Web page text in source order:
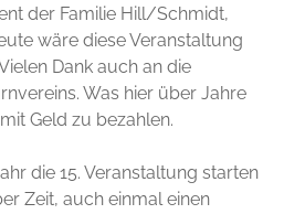
der Familie Hill/Schmidt,
wäre diese Veranstaltung
Dank auch an die
Was hier über Jahre
Geld zu bezahlen.
die 15. Veranstaltung starten
Zeit, auch einmal einen